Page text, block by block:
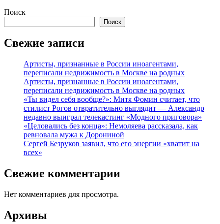
Поиск
Поиск
Свежие записи
Артисты, признанные в России иноагентами,
переписали недвижимость в Москве на родных
Артисты, признанные в России иноагентами,
переписали недвижимость в Москве на родных
«Ты видел себя вообще?»: Митя Фомин считает, что
стилист Рогов отвратительно выглядит — Александр
недавно выиграл телекастинг «Модного приговора»
«Целовались без конца»: Немоляева рассказала, как
ревновала мужа к Дорониной
Сергей Безруков заявил, что его энергии «хватит на
всех»
Свежие комментарии
Нет комментариев для просмотра.
Архивы